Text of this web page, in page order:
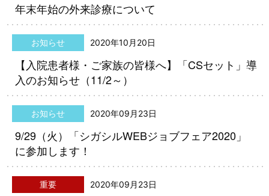
年末年始の外来診療について
2020年10月20日
お知らせ
【入院患者様・ご家族の皆様へ】「CSセット」導
入のお知らせ（11/2～）
2020年09月23日
お知らせ
9/29（火）「シガシルWEBジョブフェア2020」
に参加します！
2020年09月23日
重要